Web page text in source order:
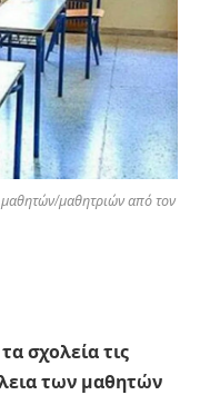
μαθητριών από τον
σχολεία τις
των μαθητών